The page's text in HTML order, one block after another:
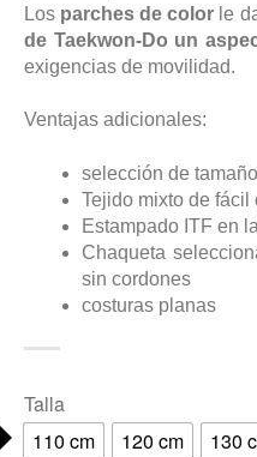
Los parches de color le
de Taekwon-Do un
exigencias de movilidad.
Ventajas adicionales:
selección de tamaño
Tejido mixto de fácil
Estampado ITF en
Chaqueta
sin cordones
costuras planas
Talla
110 cm
120 cm 130